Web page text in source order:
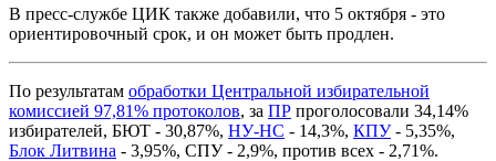
В пресс-службе ЦИК также добавили, что 5 октября - это
ориентировочный срок, и он может быть продлен.
По результатам обработки Центральной избирательной
комиссией 97,81% протоколов, за ПР проголосовали 34,14%
избирателей, БЮТ - 30,87%, НУ-НС - 14,3%, КПУ- 5,35%,
Блок Литвина - 3,95%, СПУ - 2,9%, против всех - 2,71%.